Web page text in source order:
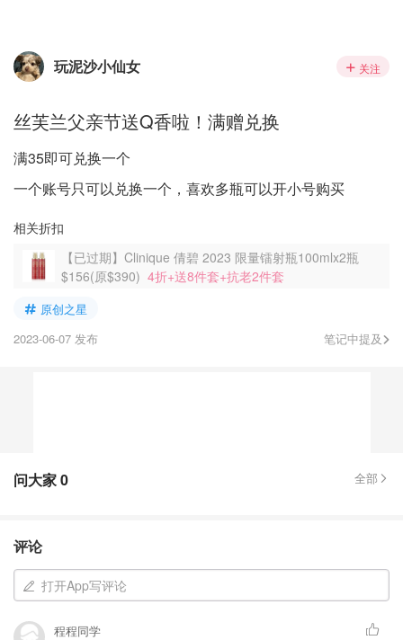
玩泥沙小仙女 关注
丝芙兰父亲节送Q香啦！满赠兑换
满35即可兑换一个
一个账号只可以兑换一个，喜欢多瓶可以开小号购买
相关折扣
【已过期】Clinique 倩碧 2023 限量镭射瓶100mlx2瓶
$156(原$390) 4折+送8件套+抗老2件套
原创之星
2023-06-07 发布
笔记中提及
问大家0 全部
评论
打开App写评论
程程同学